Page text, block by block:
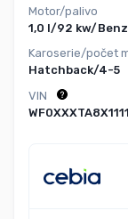
Motor/palivo
1,0 l/92 kw/
Karoserie/počet
Hatchback/4-5
VIN